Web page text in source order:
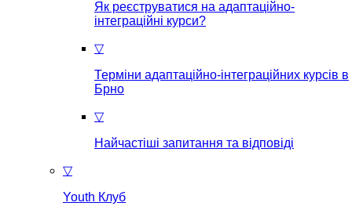
Як реєструватися на aдаптаційно-
інтеграційні курси?
▽
Терміни адаптаційно-інтеграційних курсів в
Брно
▽
Найчастіші запитання та відповіді
▽
Youth Клуб